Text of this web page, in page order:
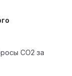
CO2 за